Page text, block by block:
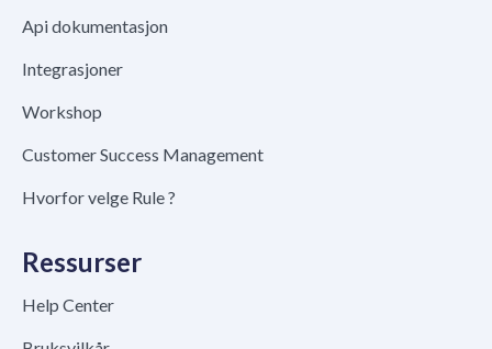
Api dokumentasjon
Integrasjoner
Workshop
Customer Success Management
Hvorfor velge Rule ?
Ressurser
Help Center